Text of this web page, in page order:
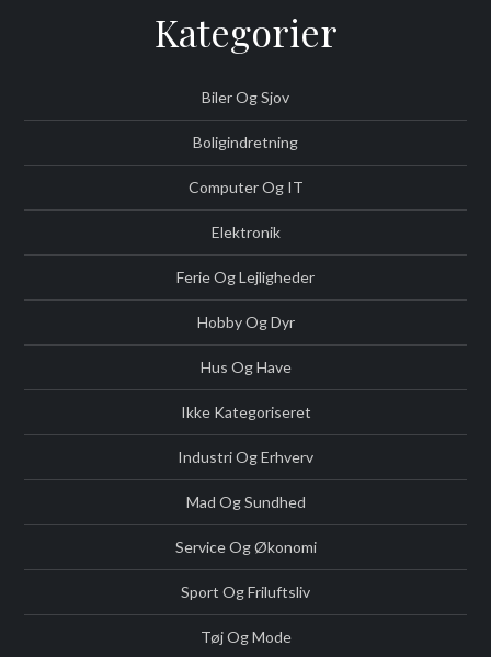
Kategorier
Biler Og Sjov
Boligindretning
Computer Og IT
Elektronik
Ferie Og Lejligheder
Hobby Og Dyr
Hus Og Have
Ikke Kategoriseret
Industri Og Erhverv
Mad Og Sundhed
Service Og Økonomi
Sport Og Friluftsliv
Tøj Og Mode